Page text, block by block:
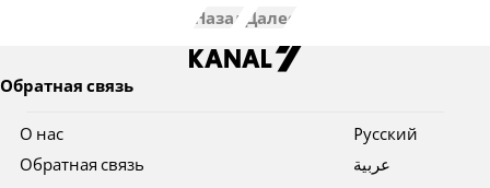
Назад Далее
Обратная связь
О нас
Обратная связь
Pусский
عربية